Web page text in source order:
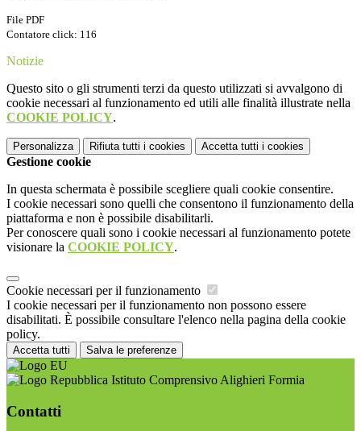
File PDF
Contatore click: 116
Notizie
Questo sito o gli strumenti terzi da questo utilizzati si avvalgono di
cookie necessari al funzionamento ed utili alle finalità illustrate nella
COOKIE POLICY.
Personalizza Rifiuta tutti i cookies Accetta tutti i cookies
Gestione cookie
In questa schermata è possibile scegliere quali cookie consentire.
I cookie necessari sono quelli che consentono il funzionamento della
piattaforma e non è possibile disabilitarli.
Per conoscere quali sono i cookie necessari al funzionamento potete
visionare la COOKIE POLICY.
Cookie necessari per il funzionamento
I cookie necessari per il funzionamento non possono essere
disabilitati. È possibile consultare l'elenco nella pagina della cookie
policy.
Accetta tutti Salva le preferenze
Istituto Comprensivo Alighieri Formia
Contatti